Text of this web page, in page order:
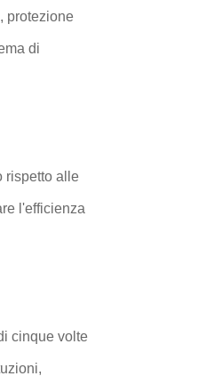
protezione
di
rispetto alle
l'efficienza
cinque volte